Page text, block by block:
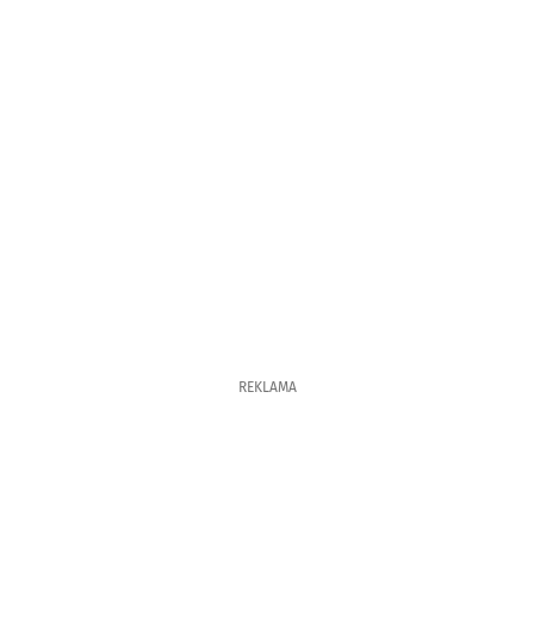
REKLAMA